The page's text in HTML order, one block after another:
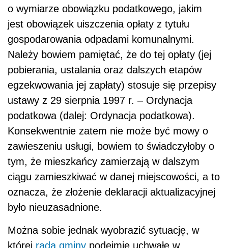
o wymiarze obowiązku podatkowego, jakim
jest obowiązek uiszczenia opłaty z tytułu
gospodarowania odpadami komunalnymi.
Należy bowiem pamiętać, że do tej opłaty (jej
pobierania, ustalania oraz dalszych etapów
egzekwowania jej zapłaty) stosuje się przepisy
ustawy z 29 sierpnia 1997 r. – Ordynacja
podatkowa (dalej: Ordynacja podatkowa).
Konsekwentnie zatem nie może być mowy o
zawieszeniu usługi, bowiem to świadczyłoby o
tym, że mieszkańcy zamierzają w dalszym
ciągu zamieszkiwać w danej miejscowości, a to
oznacza, że złożenie deklaracji aktualizacyjnej
było nieuzasadnione.
Można sobie jednak wyobrazić sytuację, w
której rada gminy podejmie uchwałę w